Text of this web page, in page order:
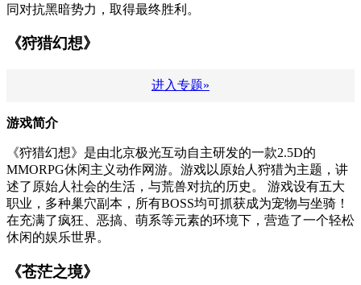
同对抗黑暗势力，取得最终胜利。
《狩猎幻想》
进入专题»
游戏简介
《狩猎幻想》是由北京极光互动自主研发的一款2.5D的
MMORPG休闲主义动作网游。游戏以原始人狩猎为主题，讲
述了原始人社会的生活，与荒兽对抗的历史。 游戏设有五大
职业，多种巢穴副本，所有BOSS均可抓获成为宠物与坐骑！
在充满了疯狂、恶搞、萌系等元素的环境下，营造了一个轻松
休闲的娱乐世界。
《苍茫之境》